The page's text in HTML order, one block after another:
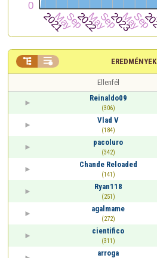
EREDMÉNYEK
 
Ellenfél
Reinaldo09
(306)
Vlad V
(184)
pacoluro
(342)
Chande Reloaded
(141)
Ryan118
(251)
agalmame
(272)
cientifico
(311)
arroga